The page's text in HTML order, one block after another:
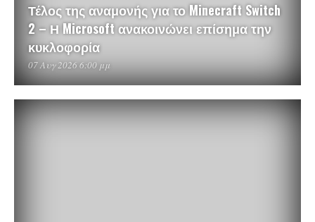
Τέλος της αναμονής για το Minecraft Switch
2 – Η Microsoft ανακοινώνει επίσημα την
κυκλοφορία
07 Αυγ 2026 6:00 μμ